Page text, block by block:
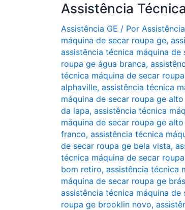
Assistência
Assistência GE / Por
máquina de secar roupa ge,
assistência técnica máquina
roupa ge água branca,
técnica máquina de secar
alphaville, assistência técnica
máquina de secar roupa ge
da lapa, assistência técnica
máquina de secar roupa ge
franco, assistência técnica
de secar roupa ge bela vista,
técnica máquina de secar
bom retiro, assistência técnica
máquina de secar roupa ge brás
assistência técnica máquina
roupa ge brooklin novo,